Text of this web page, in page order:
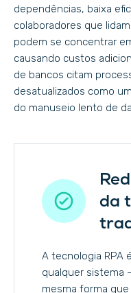
dependências, baixa
colaboradores que
podem se concentrar
causando custos
de bancos citam
desatualizados como
do manuseio lento de
da
A tecnologia RPA
qualquer sistema
mesma forma